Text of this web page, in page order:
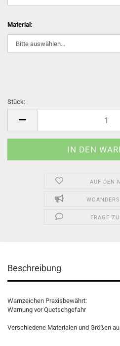
Material:
Stück:
AUF DEN
FRAGE
Beschreibung
Warnzeichen Praxisbewährt:
Warnung vor Quetschgefahr
Verschiedene Materialen und Größen